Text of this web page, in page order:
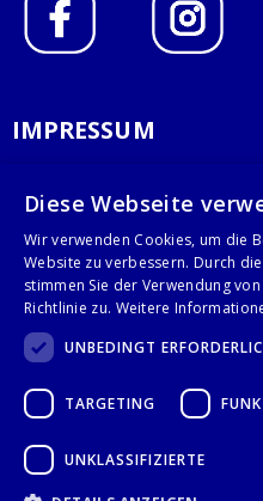
IMPRESSUM
AGB
KONTAKT
Stalgast GmbH
28359 Bremen
+49 421 408844-0
Diese Webseite
Wir verwenden Cookies, um die
Website zu verbessern. Durch
stimmen Sie der Verwendung
Richtlinie zu. Weitere
UNBEDINGT
TARGETING
UNKLASSIFIZIERTE